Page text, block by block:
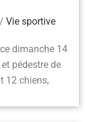
/ Vie sportive
dimanche 14
pédestre de
12 chiens,